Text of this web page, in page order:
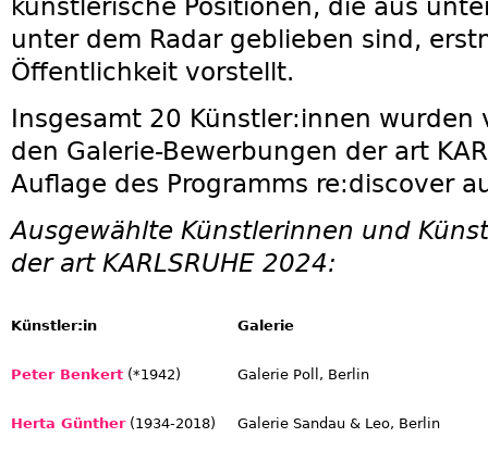
künstlerische Positionen, die aus
unter dem Radar geblieben sind,
Öffentlichkeit vorstellt.
Insgesamt 20 Künstler:innen wurden
den Galerie-Bewerbungen der art
Auflage des Programms re:discover
Ausgewählte Künstlerinnen und
der art KARLSRUHE 2024:
Künstler:in Galerie
Peter Benkert (*1942) Galerie Poll, Berlin
Herta Günther(1934-2018) Galerie Sandau & Leo, Berlin